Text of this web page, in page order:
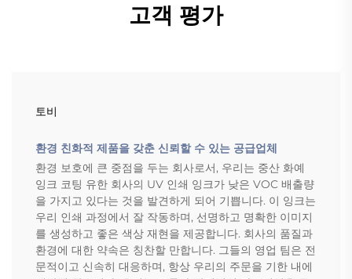
고객 평가
토비
환경 친화적 제품을 갖춘 신뢰할 수 있는 공급업체
환경 보호에 큰 중점을 두는 회사로서, 우리는 중산 화예
잉크 코팅 유한 회사의 UV 인쇄 잉크가 낮은 VOC 배출량
을 가지고 있다는 것을 발견하게 되어 기쁩니다. 이 잉크는
우리 인쇄 과정에서 잘 작동하며, 선명하고 명확한 이미지
를 생성하고 좋은 색상 재현을 제공합니다. 회사의 품질과
환경에 대한 약속은 칭찬할 만합니다. 그들의 영업 팀은 전
문적이고 신속히 대응하며, 항상 우리의 주문을 기한 내에